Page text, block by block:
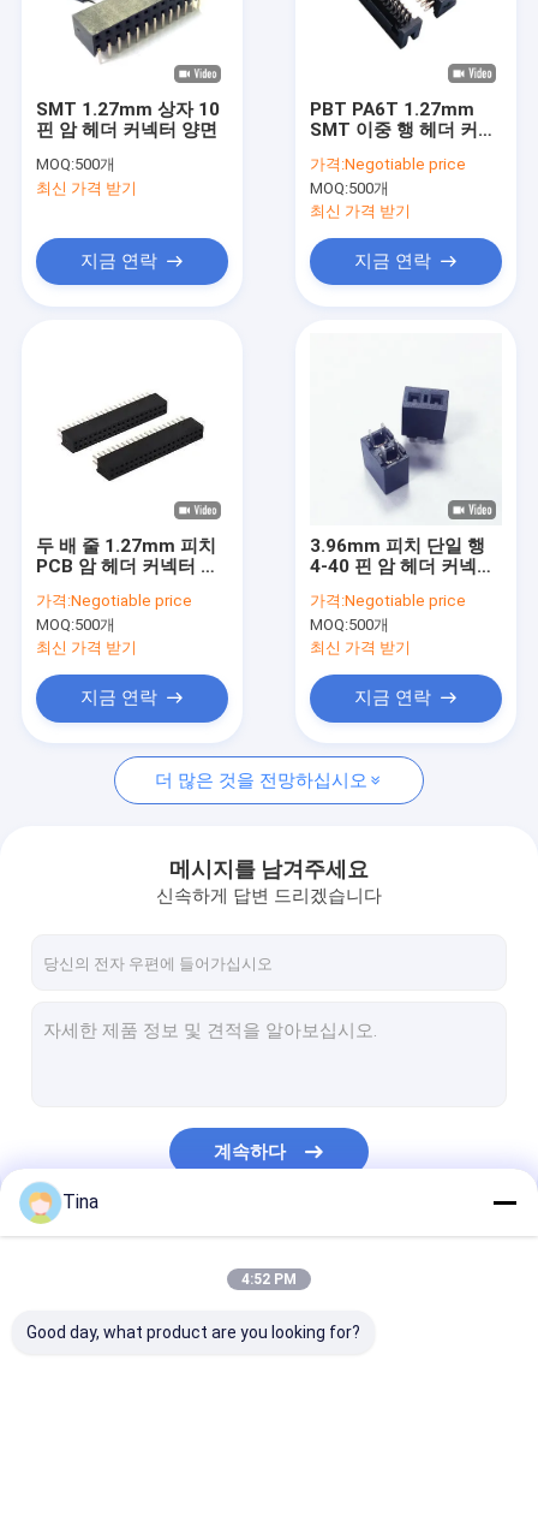
비디오
우리 에 관한 것
저희와 연락
뉴스
카드 커넥터
C형 여성 커넥터
입력/출력 커넥터
전자 와이어 장비
SMT 1.27mm 상자 10
핀 암 헤더 커넥터 양면
MOQ:500개
최신 가격 받기
지금 연락
PBT PA6T 1.27mm
SMT 이중 행 헤더 커넥
가격:Negotiable price
MOQ:500개
최신 가격 받기
지금 연락
두 배 줄 1.27mm 피치
PCB 암 헤더 커넥터 스
가격:Negotiable price
MOQ:500개
최신 가격 받기
지금 연락
3.96mm 피치 단일 행
4-40 핀 암 헤더 커넥터
가격:Negotiable price
MOQ:500개
최신 가격 받기
지금 연락
더 많은 것을 전망하십시오
메시지를 남겨주세요
신속하게 답변 드리겠습니다
계속하다
Tina
4:52 PM
Good day, what product are you looking for?